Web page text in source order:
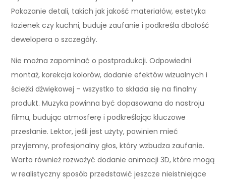
Pokazanie detali, takich jak jakość materiałów, estetyka
łazienek czy kuchni, buduje zaufanie i podkreśla dbałość
dewelopera o szczegóły.
Nie można zapominać o postprodukcji. Odpowiedni
montaż, korekcja kolorów, dodanie efektów wizualnych i
ścieżki dźwiękowej – wszystko to składa się na finalny
produkt. Muzyka powinna być dopasowana do nastroju
filmu, budując atmosferę i podkreślając kluczowe
przesłanie. Lektor, jeśli jest użyty, powinien mieć
przyjemny, profesjonalny głos, który wzbudza zaufanie.
Warto również rozważyć dodanie animacji 3D, które mogą
w realistyczny sposób przedstawić jeszcze nieistniejące